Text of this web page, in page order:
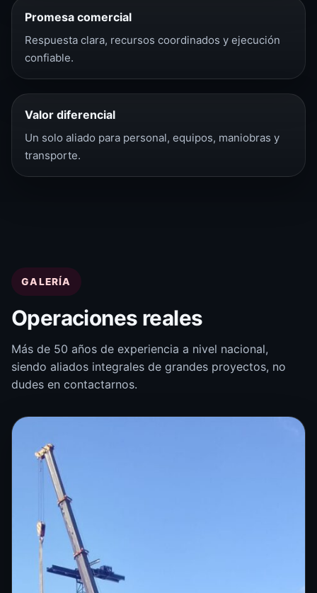
Promesa comercial
Respuesta clara, recursos coordinados y ejecución
confiable.
Valor diferencial
Un solo aliado para personal, equipos, maniobras y
transporte.
GALERÍA
Operaciones reales
Más de 50 años de experiencia a nivel nacional,
siendo aliados integrales de grandes proyectos, no
dudes en contactarnos.